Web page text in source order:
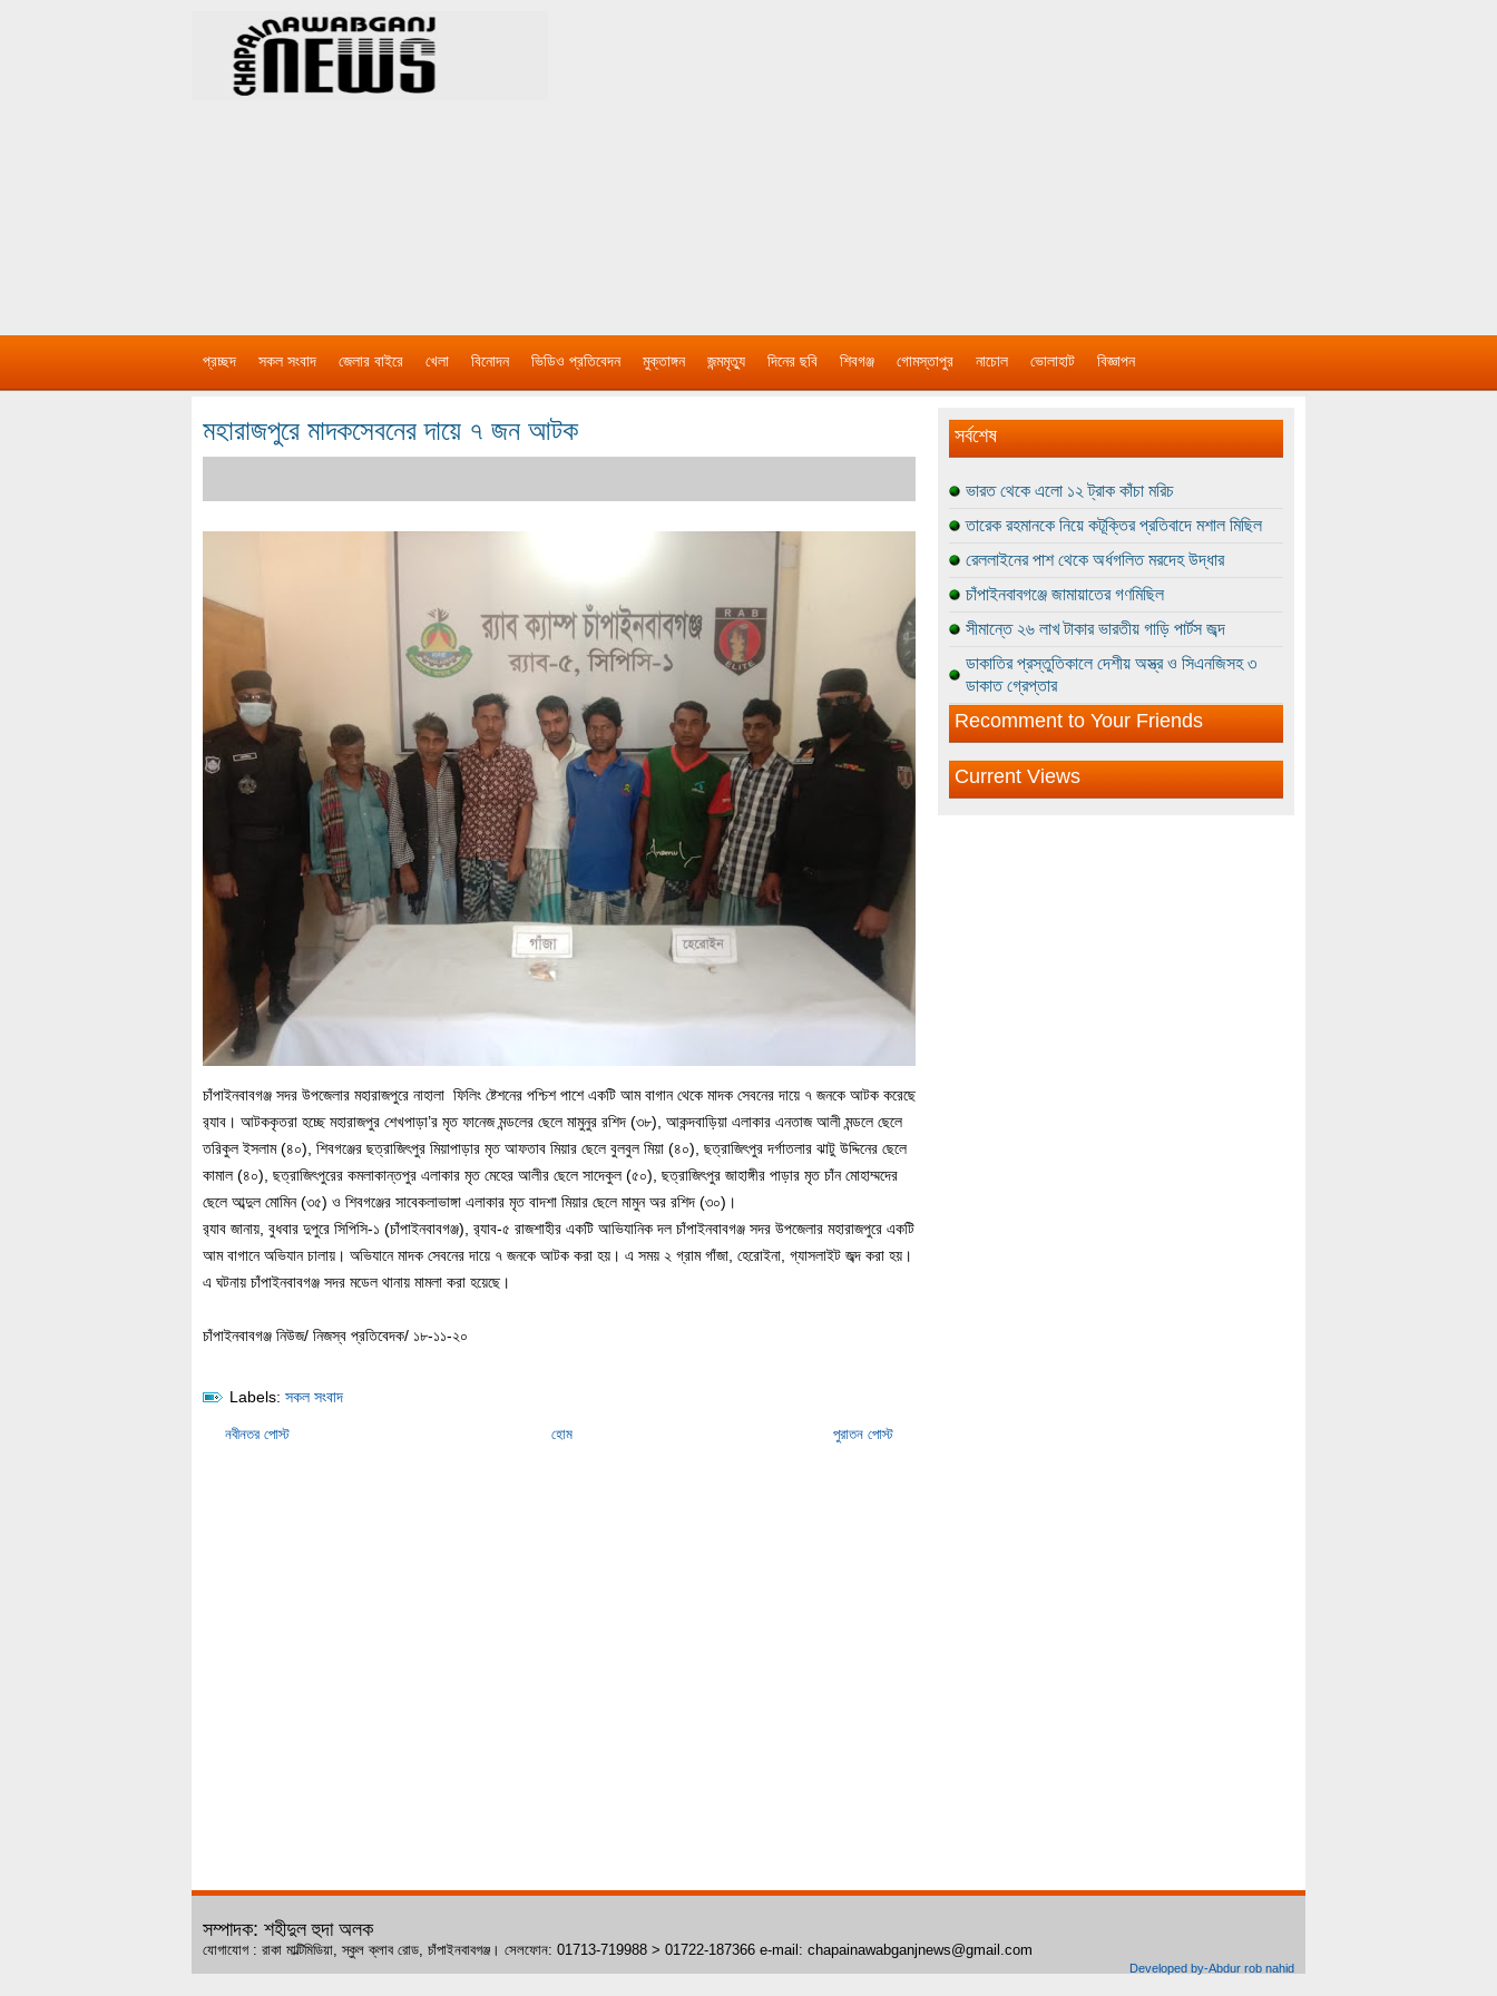
প্রচ্ছদ সকল সংবাদ জেলার বাইরে খেলা বিনোদন ভিডিও প্রতিবেদন মুক্তাঙ্গন জন্মমৃত্যু দিনের ছবি শিবগঞ্জ গোমস্তাপুর নাচোল ভোলাহাট বিজ্ঞাপন
মহারাজপুরে মাদকসেবনের দায়ে ৭ জন আটক
চাঁপাইনবাবগঞ্জ সদর উপজেলার মহারাজপুরে নাহালা ফিলিং ষ্টেশনের পশ্চিশ পাশে একটি আম বাগান থেকে মাদক সেবনের দায়ে ৭ জনকে আটক করেছে
র‌্যাব। আটককৃতরা হচ্ছে মহারাজপুর শেখপাড়া’র মৃত ফানেজ মন্ডলের ছেলে মামুনুর রশিদ (৩৮), আকন্দবাড়িয়া এলাকার এনতাজ আলী মন্ডলে ছেলে
তরিকুল ইসলাম (৪০), শিবগঞ্জের ছত্রাজিৎপুর মিয়াপাড়ার মৃত আফতাব মিয়ার ছেলে বুলবুল মিয়া (৪০), ছত্রাজিৎপুর দর্গাতলার ঝাটু উদ্দিনের ছেলে
কামাল (৪০), ছত্রাজিৎপুরের কমলাকান্তপুর এলাকার মৃত মেহের আলীর ছেলে সাদেকুল (৫০), ছত্রাজিৎপুর জাহাঙ্গীর পাড়ার মৃত চাঁন মোহাম্মদের
ছেলে আব্দুল মোমিন (৩৫) ও শিবগঞ্জের সাবেকলাভাঙ্গা এলাকার মৃত বাদশা মিয়ার ছেলে মামুন অর রশিদ (৩০)।
র‌্যাব জানায়, বুধবার দুপুরে সিপিসি-১ (চাঁপাইনবাবগঞ্জ), র‌্যাব-৫ রাজশাহীর একটি আভিযানিক দল চাঁপাইনবাবগঞ্জ সদর উপজেলার মহারাজপুরে একটি
আম বাগানে অভিযান চালায়। অভিযানে মাদক সেবনের দায়ে ৭ জনকে আটক করা হয়। এ সময় ২ গ্রাম গাঁজা, হেরোইনা, গ্যাসলাইট জব্দ করা হয়।
এ ঘটনায় চাঁপাইনবাবগঞ্জ সদর মডেল থানায় মামলা করা হয়েছে।
চাঁপাইনবাবগঞ্জ নিউজ/ নিজস্ব প্রতিবেদক/ ১৮-১১-২০
Labels: সকল সংবাদ
নবীনতর পোস্ট পুরাতন পোস্ট
হোম
সর্বশেষ
ভারত থেকে এলো ১২ ট্রাক কাঁচা মরিচ
তারেক রহমানকে নিয়ে কটূক্তির প্রতিবাদে মশাল মিছিল
রেললাইনের পাশ থেকে অর্ধগলিত মরদেহ উদ্ধার
চাঁপাইনবাবগঞ্জে জামায়াতের গণমিছিল
সীমান্তে ২৬ লাখ টাকার ভারতীয় গাড়ি পার্টস জব্দ
ডাকাতির প্রস্তুতিকালে দেশীয় অস্ত্র ও সিএনজিসহ ৩
ডাকাত গ্রেপ্তার
Recomment to Your Friends
Current Views
সম্পাদক: শহীদুল হুদা অলক
যোগাযোগ : রাকা মাল্টিমিডিয়া, স্কুল ক্লাব রোড, চাঁপাইনবাবগঞ্জ। সেলফোন: 01713-719988 > 01722-187366 e-mail: chapainawabganjnews@gmail.com
Developed by-Abdur rob nahid